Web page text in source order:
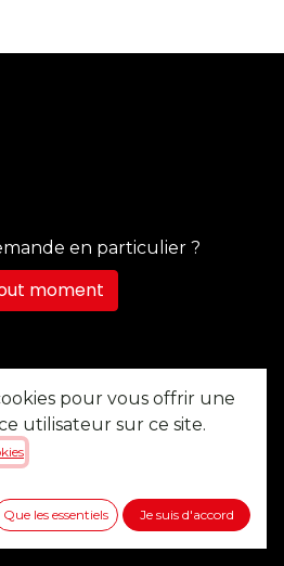
en particulier ?
moment
pour vous offrir une
utilisateur sur ce site.
Que les essentiels Je suis d'accord